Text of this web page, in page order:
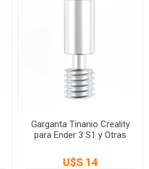
Garganta Tinanio Creality
para Ender 3 S1 y Otras
U$S 14